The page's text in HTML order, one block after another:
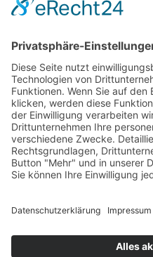
Service & Kontakt
Welt-der-Zitate.com
Über unsere Zitate
Datenschutz
Social Media Police
Impressum
Schöne Sprüche
Beliebte Themen